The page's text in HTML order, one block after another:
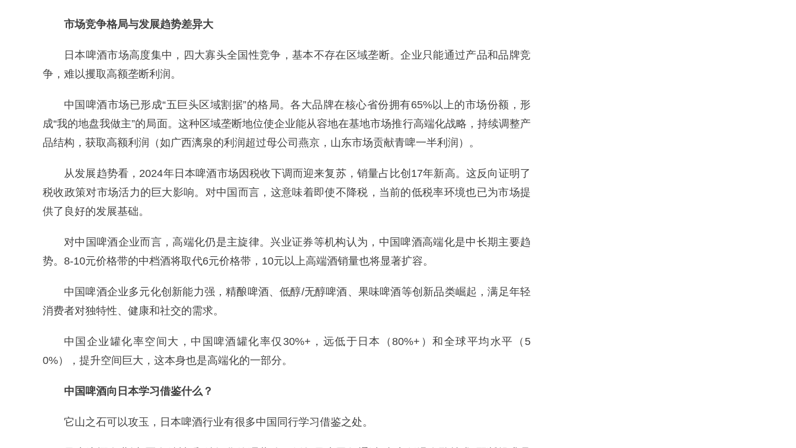
市场竞争格局与发展趋势差异大
日本啤酒市场高度集中，四大寡头全国性竞争，基本不存在区域垄断。企业只能通过产品和品牌竞
争，难以攫取高额垄断利润。
中国啤酒市场已形成“五巨头区域割据”的格局。各大品牌在核心省份拥有65%以上的市场份额，形
成“我的地盘我做主”的局面。这种区域垄断地位使企业能从容地在基地市场推行高端化战略，持续调整产
品结构，获取高额利润（如广西漓泉的利润超过母公司燕京，山东市场贡献青啤一半利润）。
从发展趋势看，2024年日本啤酒市场因税收下调而迎来复苏，销量占比创17年新高。这反向证明了
税收政策对市场活力的巨大影响。对中国而言，这意味着即使不降税，当前的低税率环境也已为市场提
供了良好的发展基础。
对中国啤酒企业而言，高端化仍是主旋律。兴业证券等机构认为，中国啤酒高端化是中长期主要趋
势。8-10元价格带的中档酒将取代6元价格带，10元以上高端酒销量也将显著扩容。
中国啤酒企业多元化创新能力强，精酿啤酒、低醇/无醇啤酒、果味啤酒等创新品类崛起，满足年轻
消费者对独特性、健康和社交的需求。
中国企业罐化率空间大，中国啤酒罐化率仅30%+，远低于日本（80%+）和全球平均水平（5
0%），提升空间巨大，这本身也是高端化的一部分。
中国啤酒向日本学习借鉴什么？
它山之石可以攻玉，日本啤酒行业有很多中国同行学习借鉴之处。